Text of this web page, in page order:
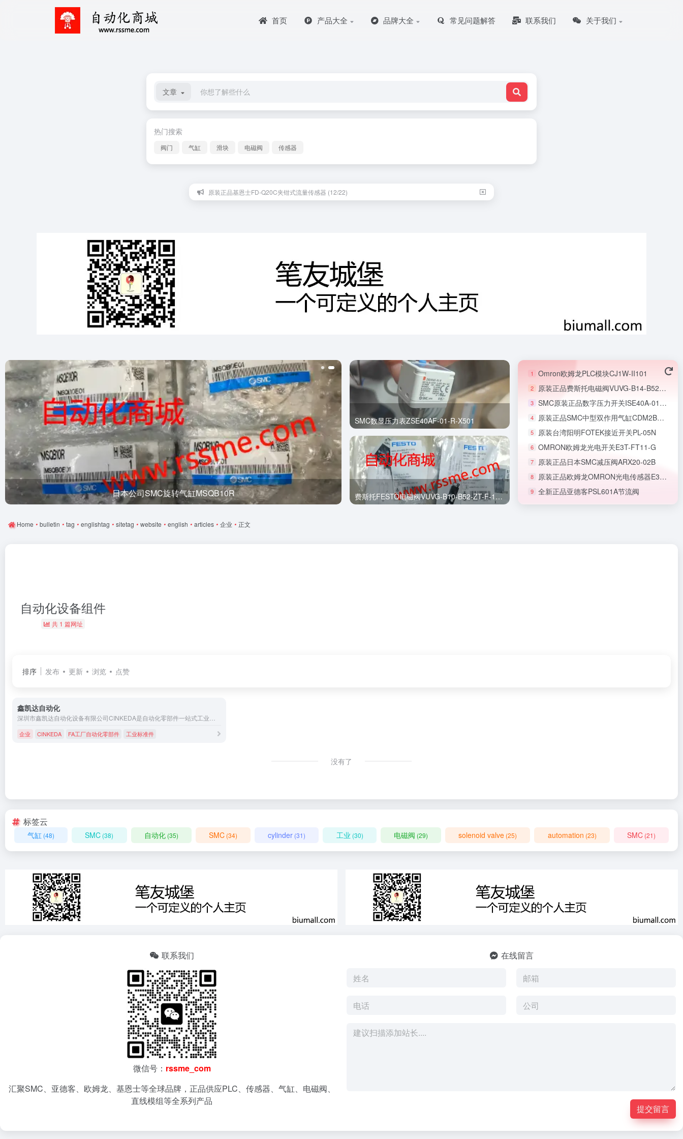
首页 产品大全 品牌大全 常见问题解答 联系我们 关于我们
文章
热门搜索
阀门 气缸 滑块 电磁阀 传感器
原装正品基恩士FD-Q20C夹钳式流量传感器 (12/22)
日本公司SMC旋转气缸MSQB10R 全新正品SMC节流阀AS1201F-M5-06A
SMC数显压力表ZSE40AF-01-R-X501
费斯托FESTO电磁阀VUVG-B10-B52-ZT-F-1T1L
1 Omron欧姆龙PLC模块CJ1W-II101
2 原装正品费斯托电磁阀VUVG-B14-B52-ZT-F-1T1L-F1A
3 SMC原装正品数字压力开关ISE40A-01-R-X501
4 原装正品SMC中型双作用气缸CDM2B20-50Z
5 原装台湾阳明FOTEK接近开关PL-05N
6 OMRON欧姆龙光电开关E3T-FT11-G
7 原装正品日本SMC减压阀ARX20-02B
8 原装正品欧姆龙OMRON光电传感器E3T-FL22
9 全新正品亚德客PSL601A节流阀
Home • bulletin • tag • englishtag • sitetag • website • english • articles • 企业 • 正文
自动化设备组件
共 1 篇网址
排序 发布 更新 浏览 点赞
鑫凯达自动化
企业 CINKEDA FA工厂自动化零部件 工业标准件
没有了
标签云
气缸 (48) SMC (38) 自动化(35) SMC (34) cylinder (31) 工业 (30) 电磁阀 (29) solenoid valve (25) automation (23) SMC(21)
联系我们
微信号： rssme_com
汇聚SMC、亚德客、欧姆龙、基恩士等全球品牌，正品供应PLC、传感器、气缸、电磁阀、
直线模组等全系列产品
在线留言
提交留言